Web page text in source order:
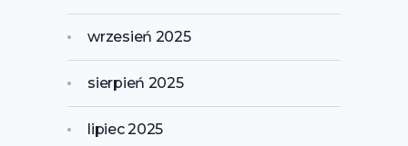
wrzesień 2025
sierpień 2025
lipiec 2025